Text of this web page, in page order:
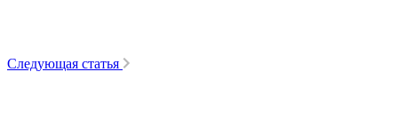
Следующая статья